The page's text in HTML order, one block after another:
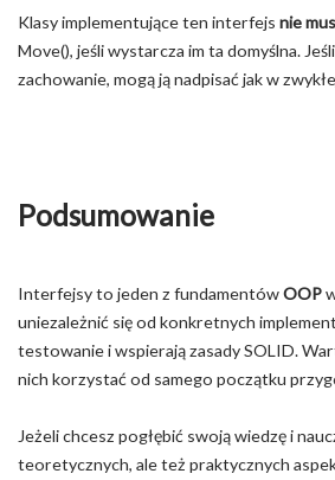
Klasy implementujące ten interfejs nie
Move(), jeśli wystarcza im ta domyślna.
zachowanie, mogą ją nadpisać jak w
Podsumowanie
Interfejsy to jeden z fundamentówOOP
uniezależnić się od konkretnych
testowanie i wspierają zasady SOLID.
nich korzystać od samego początku
Jeżeli chcesz pogłębić swoją wiedzę i
teoretycznych, ale też praktycznych